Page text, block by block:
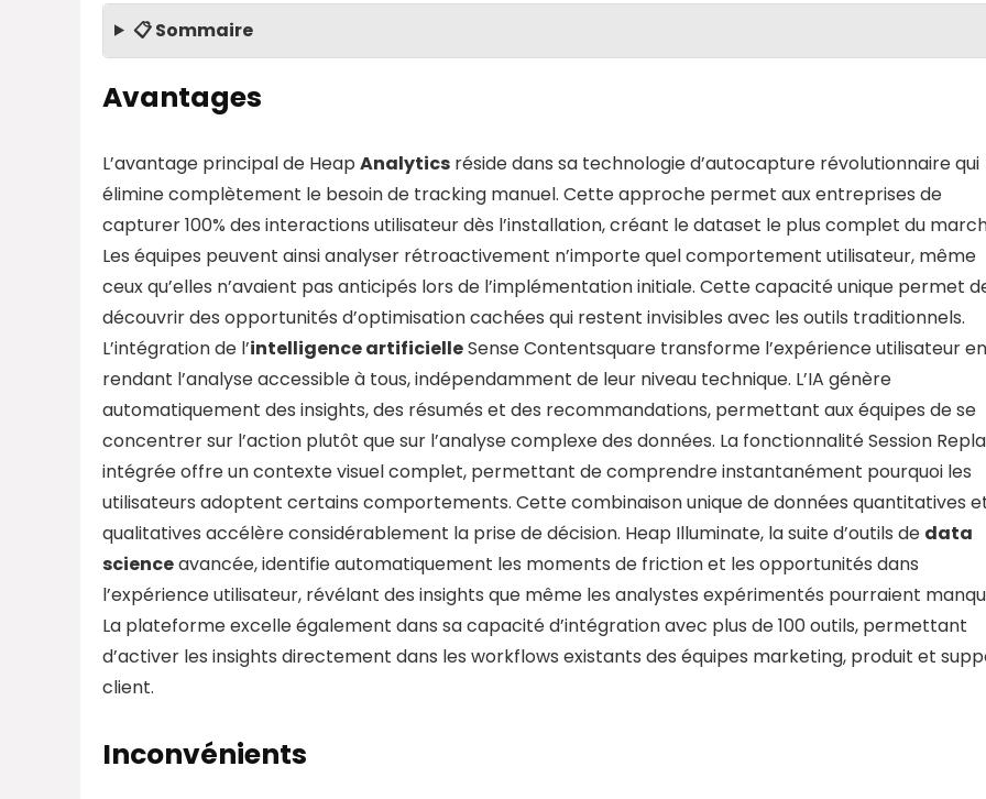
📋 Sommaire
Avantages
L’avantage principal de Heap Analytics réside dans sa technologie d’autocapture révolutionnaire qui
élimine complètement le besoin de tracking manuel. Cette approche permet aux entreprises de
capturer 100% des interactions utilisateur dès l’installation, créant le dataset le plus complet du
Les équipes peuvent ainsi analyser rétroactivement n’importe quel comportement utilisateur, même
ceux qu’elles n’avaient pas anticipés lors de l’implémentation initiale. Cette capacité unique permet
découvrir des opportunités d’optimisation cachées qui restent invisibles avec les outils traditionnels.
L’intégration de l’intelligence artificielleSense Contentsquare transforme l’expérience utilisateur en
rendant l’analyse accessible à tous, indépendamment de leur niveau technique. L’IA génère
automatiquement des insights, des résumés et des recommandations, permettant aux équipes de se
concentrer sur l’action plutôt que sur l’analyse complexe des données. La fonctionnalité Session
intégrée offre un contexte visuel complet, permettant de comprendre instantanément pourquoi les
utilisateurs adoptent certains comportements. Cette combinaison unique de données quantitatives
qualitatives accélère considérablement la prise de décision. Heap Illuminate, la suite d’outils de data
scienceavancée, identifie automatiquement les moments de friction et les opportunités dans
l’expérience utilisateur, révélant des insights que même les analystes expérimentés pourraient
La plateforme excelle également dans sa capacité d’intégration avec plus de 100 outils, permettant
d’activer les insights directement dans les workflows existants des équipes marketing, produit et
client.
Inconvénients